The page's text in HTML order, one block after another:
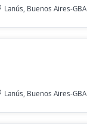
Lanús, Buenos Aires-GBA
Lanús, Buenos Aires-GBA